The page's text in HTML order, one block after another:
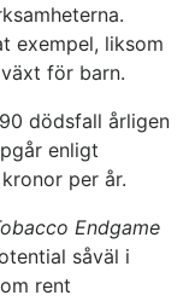
exempel, liksom
för barn.
dödsfall årligen
enligt
per år.
Endgame
såväl i
rent